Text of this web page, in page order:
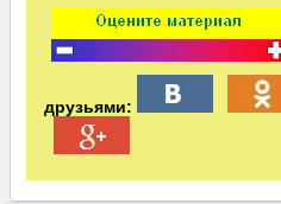
друзьями: